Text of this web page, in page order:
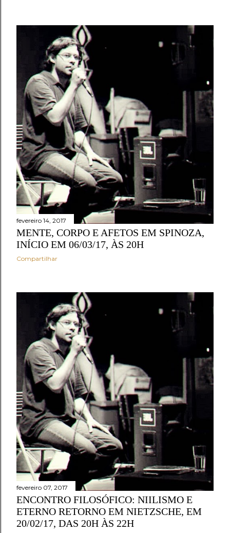
fevereiro 14, 2017
MENTE, CORPO E AFETOS EM SPINOZA,
INÍCIO EM 06/03/17, ÀS 20H
Compartilhar
fevereiro 07, 2017
ENCONTRO FILOSÓFICO: NIILISMO E
ETERNO RETORNO EM NIETZSCHE, EM
20/02/17, DAS 20H ÀS 22H